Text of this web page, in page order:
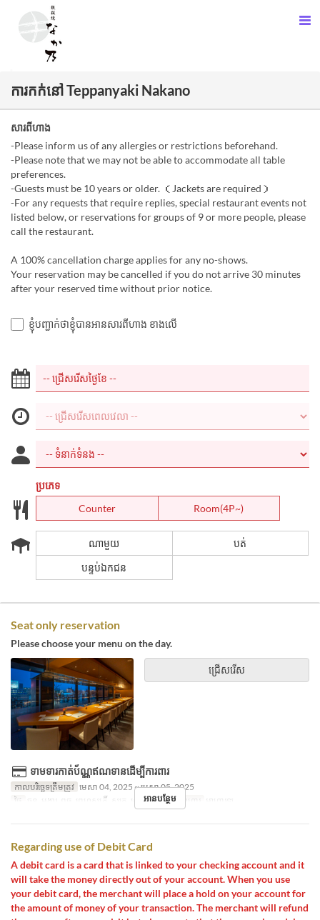
ការកក់នៅ Teppanyaki Nakano
សារពីហាង
-Please inform us of any allergies or restrictions beforehand.
-Please note that we may not be able to accommodate all table
preferences.
-Guests must be 10 years or older. （Jackets are required）
-For any requests that require replies, special restaurant events not
listed below, or reservations for groups of 9 or more people, please
call the restaurant.
A 100% cancellation charge applies for any no-shows.
Your reservation may be cancelled if you do not arrive 30 minutes
after your reserved time without prior notice.
ខ្ញុំបញ្ជាក់ថាខ្ញុំបានអានសារពីហាង ខាងលើ
ប្រភេទ
Counter
Room(4P~)
ណាមួយ
បត់
បន្ទប់ឯកជន
Seat only reservation
Please choose your menu on the day.
ជ្រើសរើស
ទាមទារកាត់ប័ណ្ណឥណទានដើម្បីការពារ
កាលបរិច្ឆេទត្រឹមត្រូវ មេសា 04, 2025 ~ មេសា 05, 2025
ថ្ងៃ
ចន្ទ, អង្គារ, ពុធ, ព្រហស្បតិ៍, សុក្រ, សៅរ៍, ថ្ងៃឈប់ អាហារ អាហារឡ
អានបន្ថែម
Regarding use of Debit Card
A debit card is a card that is linked to your checking account and it
will take the money directly out of your account. When you use
your debit card, the merchant will place a hold on your account for
the amount of money of your transaction. The merchant will refund